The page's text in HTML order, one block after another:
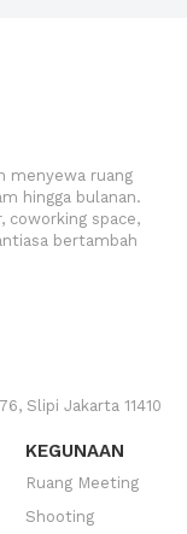
menyewa ruang
hingga bulanan.
coworking space,
bertambah
Slipi Jakarta 11410
KEGUNAAN
Ruang Meeting
Shooting